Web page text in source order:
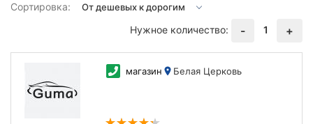
Сортировка:
Нужное количество:
- 1 +
магазин Белая Церковь